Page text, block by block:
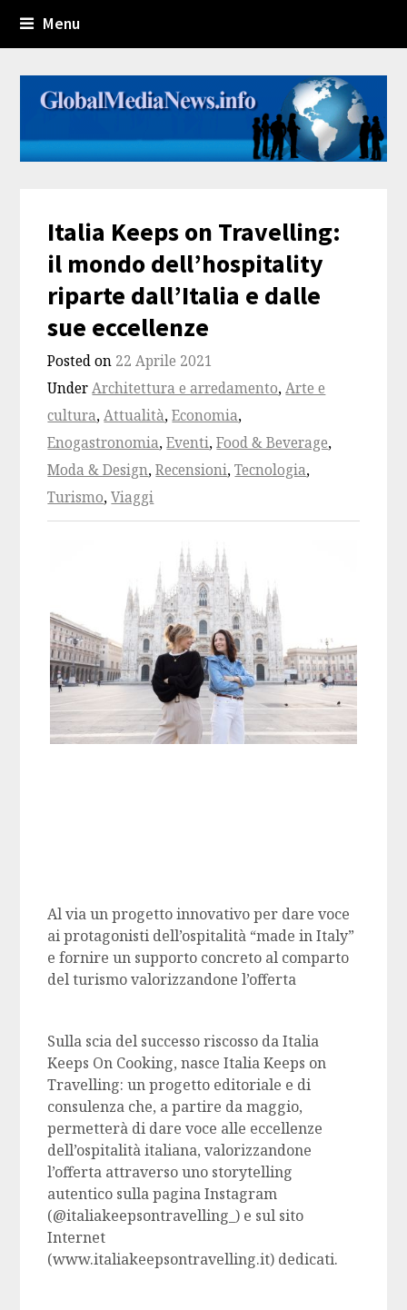
Menu
Italia Keeps on Travelling:
il mondo dell’hospitality
riparte dall’Italia e dalle
sue eccellenze
Posted on 22 Aprile 2021
UnderArchitettura e arredamento,Arte e
cultura,Attualità,Economia,
Enogastronomia,Eventi,Food & Beverage,
Moda & Design,Recensioni,Tecnologia,
Turismo,Viaggi
Al via un progetto innovativo per dare voce
ai protagonisti dell’ospitalità “made in Italy”
e fornire un supporto concreto al comparto
del turismo valorizzandone l’offerta
Sulla scia del successo riscosso da Italia
Keeps On Cooking, nasce Italia Keeps on
Travelling: un progetto editoriale e di
consulenza che, a partire da maggio,
permetterà di dare voce alle eccellenze
dell’ospitalità italiana, valorizzandone
l’offerta attraverso uno storytelling
autentico sulla pagina Instagram
(@italiakeepsontravelling_) e sul sito
Internet
(www.italiakeepsontravelling.it) dedicati.